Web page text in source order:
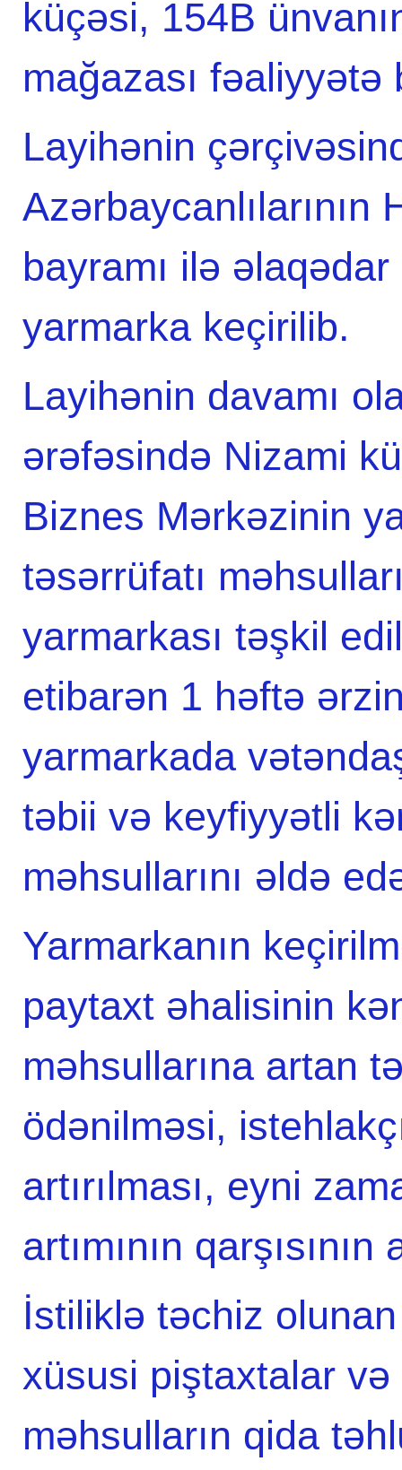
küçəsi, 154B
mağazası fəaliyyətə
Layihənin
bayramı ilə əlaqədar
yarmarka keçirilib.
Layihənin davamı
ərəfəsində Nizami
Biznes Mərkəzinin
təsərrüfatı
yarmarkası təşkil
etibarən 1 həftə
yarmarkada
təbii və keyfiyyətli
məhsullarını əldə
Yarmarkanın
paytaxt əhalisinin
məhsullarına artan
ödənilməsi,
artırılması, eyni
artımının qarşısının
İstiliklə təchiz
xüsusi piştaxtalar
məhsulların qida